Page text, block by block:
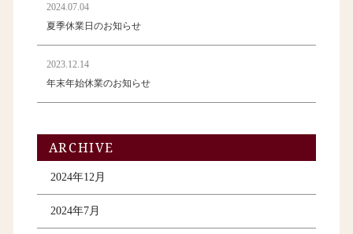
2024.07.04
夏季休業日のお知らせ
2023.12.14
年末年始休業のお知らせ
ARCHIVE
2024年12月
2024年7月